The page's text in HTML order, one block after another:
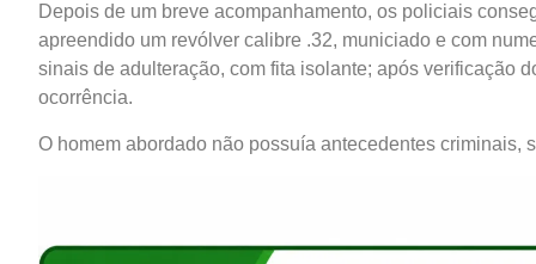
Depois de um breve acompanhamento, os policiais
apreendido um revólver calibre .32, municiado e com
sinais de adulteração, com fita isolante; após verificação
ocorrência.
O homem abordado não possuía antecedentes criminais,